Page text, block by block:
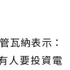
瓦納表示：
人要投資電